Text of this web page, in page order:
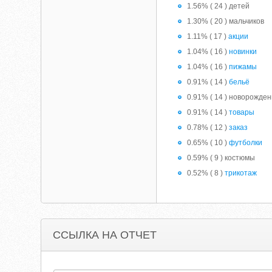
1.56% ( 24 ) детей
1.30% ( 20 ) мальчиков
1.11% ( 17 )акции
1.04% ( 16 )новинки
1.04% ( 16 )пижамы
0.91% ( 14 )бельё
0.91% ( 14 )
0.91% ( 14 )товары
0.78% ( 12 )заказ
0.65% ( 10 )футболки
0.59% ( 9 ) костюмы
0.52% ( 8 )трикотаж
ССЫЛКА НА ОТЧЕТ